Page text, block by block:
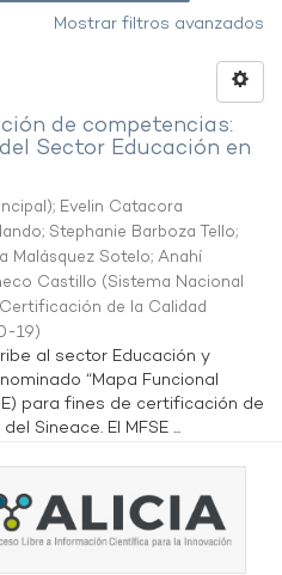
Mostrar filtros avanzados
de competencias:
Sector Educación en
; Evelin Catacora
; Stephanie Barboza Tello;
Malásquez Sotelo; Anahí
Castillo (Sistema Nacional
de la Calidad
19)
al sector Educación y
“Mapa Funcional
para fines de certificación de
Sineace. El MFSE ...
la